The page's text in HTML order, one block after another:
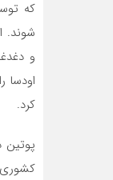
شوند.
و
اودسا
کرد.
پوتین
کشوری